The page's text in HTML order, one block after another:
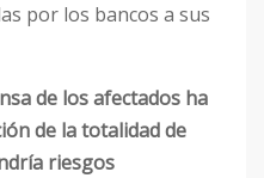
por los bancos a sus
de los afectados ha
de la totalidad de
riesgos